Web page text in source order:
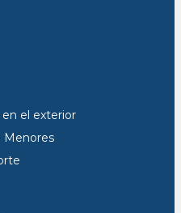
el exterior
Menores